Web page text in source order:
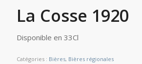
La Cosse 1920
Disponible en 33Cl
Catégories : Bières, Bières régionales